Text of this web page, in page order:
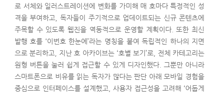
로 서체와 일러스트레이션에 변화를 가미해 매 호마다 특정적인 성
격을 부여하고, 독자들이 주기적으로 업데이트되는 신규 콘텐츠에
주목할 수 있도록 웹진을 역동적으로 운영할 계획이다. 또한 최신
발행 호를 ‘이번호 한눈에’라는 명칭을 붙여 독립적인 하나의 지면
으로 분리하고, 지난 호 아카이브는 ‘호별 보기’로, 전체 카테고리는
원형 버튼을 눌러 쉽게 접근할 수 있게 디자인했다. 그뿐만 아니라
스마트폰으로 비유를 읽는 독자가 많다는 판단 아래 모바일 경험을
중심으로 인터페이스를 설계했고, 사용자 접근성을 고려해 ‘어둡게